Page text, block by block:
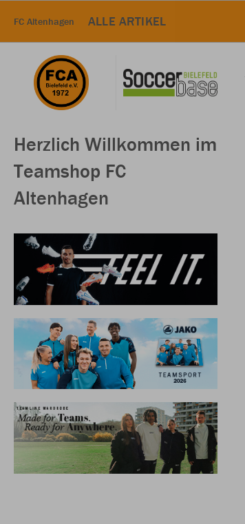
FC Altenhagen ALLE ARTIKEL
Herzlich Willkommen im
Teamshop FC
Altenhagen